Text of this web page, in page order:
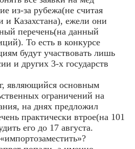
из-за рубежа(не считая
и Казахстана), ежели они
перечень(на данный
То есть в конкурсе
будут участвовать лишь
и других 3-х государств
являющийся основным
ограничений на
на днях предложил
практически втрое(на 101
его до 17 августа.